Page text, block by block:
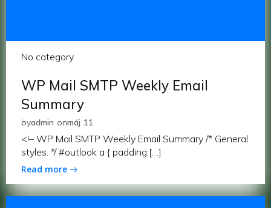
No category
WP Mail SMTP Weekly Email
Summary
byadmin onmáj 11
<!– WP Mail SMTP Weekly Email Summary /* General
styles. */ #outlook a { padding:[…]
Read more